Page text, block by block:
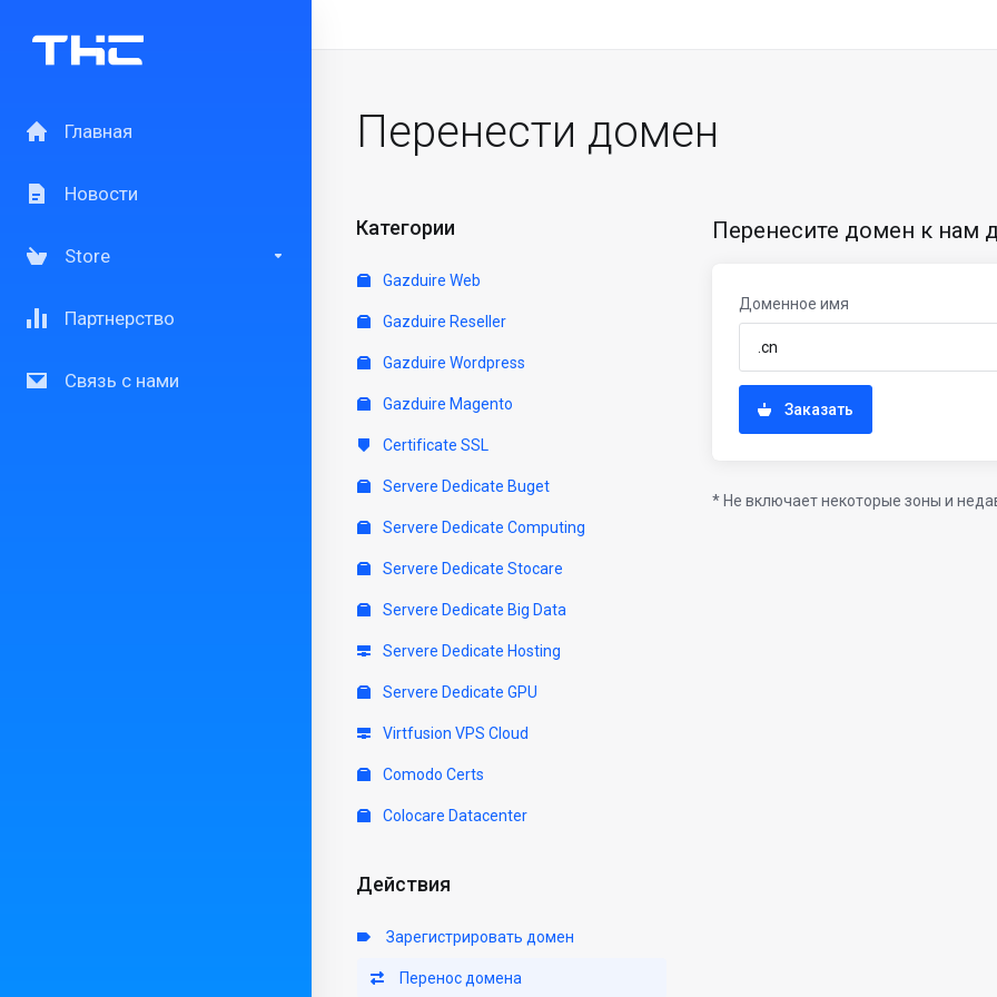
Главная
Новости
Store
Партнерство
Связь с нами
Перенести домен
Категории
Gazduire Web
Gazduire Reseller
Gazduire Wordpress
Gazduire Magento
Certificate SSL
Servere Dedicate Buget
Servere Dedicate Computing
Servere Dedicate Stocare
Servere Dedicate Big Data
Servere Dedicate Hosting
Servere Dedicate GPU
Virtfusion VPS Cloud
Comodo Certs
Colocare Datacenter
Действия
Зарегистрировать домен
Перенос домена
Перенесите домен к нам
Доменное имя
Заказать
* Не включает некоторые зоны и